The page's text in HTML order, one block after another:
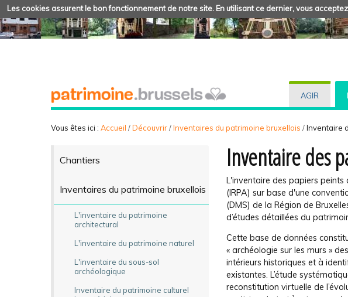
Les cookies assurent le bon fonctionnement de notre site. En utilisant ce dernier, vous
AGIR
Vous êtes ici : Accueil /Découvrir/Inventaires du patrimoine bruxellois /Inventaire
Chantiers
Inventaires du patrimoine bruxellois
L'inventaire du patrimoine
architectural
L'inventaire du patrimoine naturel
L'inventaire du sous-sol
archéologique
Inventaire du patrimoine culturel
Inventaire des
L'inventaire des papiers
(IRPA) sur base d'une
(DMS) de la Région de
d’études détaillées du
Cette base de données
« archéologie sur les murs »
intérieurs historiques et à
existantes. L’étude
reconstitution virtuelle de